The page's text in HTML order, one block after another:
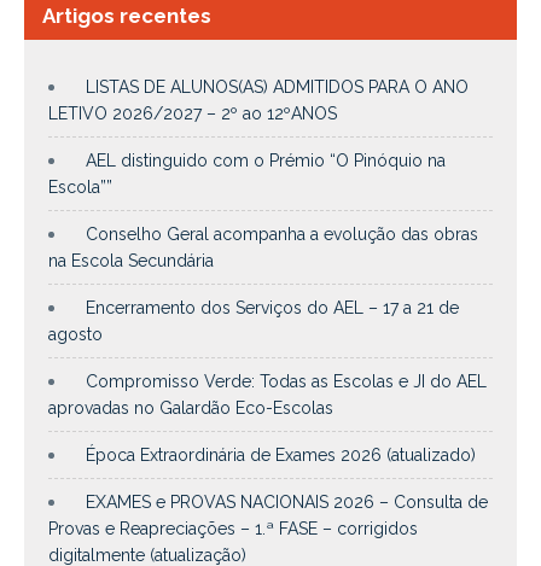
Artigos recentes
LISTAS DE ALUNOS(AS) ADMITIDOS PARA O ANO
LETIVO 2026/2027 – 2º ao 12ºANOS
AEL distinguido com o Prémio “O Pinóquio na
Escola””
Conselho Geral acompanha a evolução das obras
na Escola Secundária
Encerramento dos Serviços do AEL – 17 a 21 de
agosto
Compromisso Verde: Todas as Escolas e JI do AEL
aprovadas no Galardão Eco-Escolas
Época Extraordinária de Exames 2026 (atualizado)
EXAMES e PROVAS NACIONAIS 2026 – Consulta de
Provas e Reapreciações – 1.ª FASE – corrigidos
digitalmente (atualização)